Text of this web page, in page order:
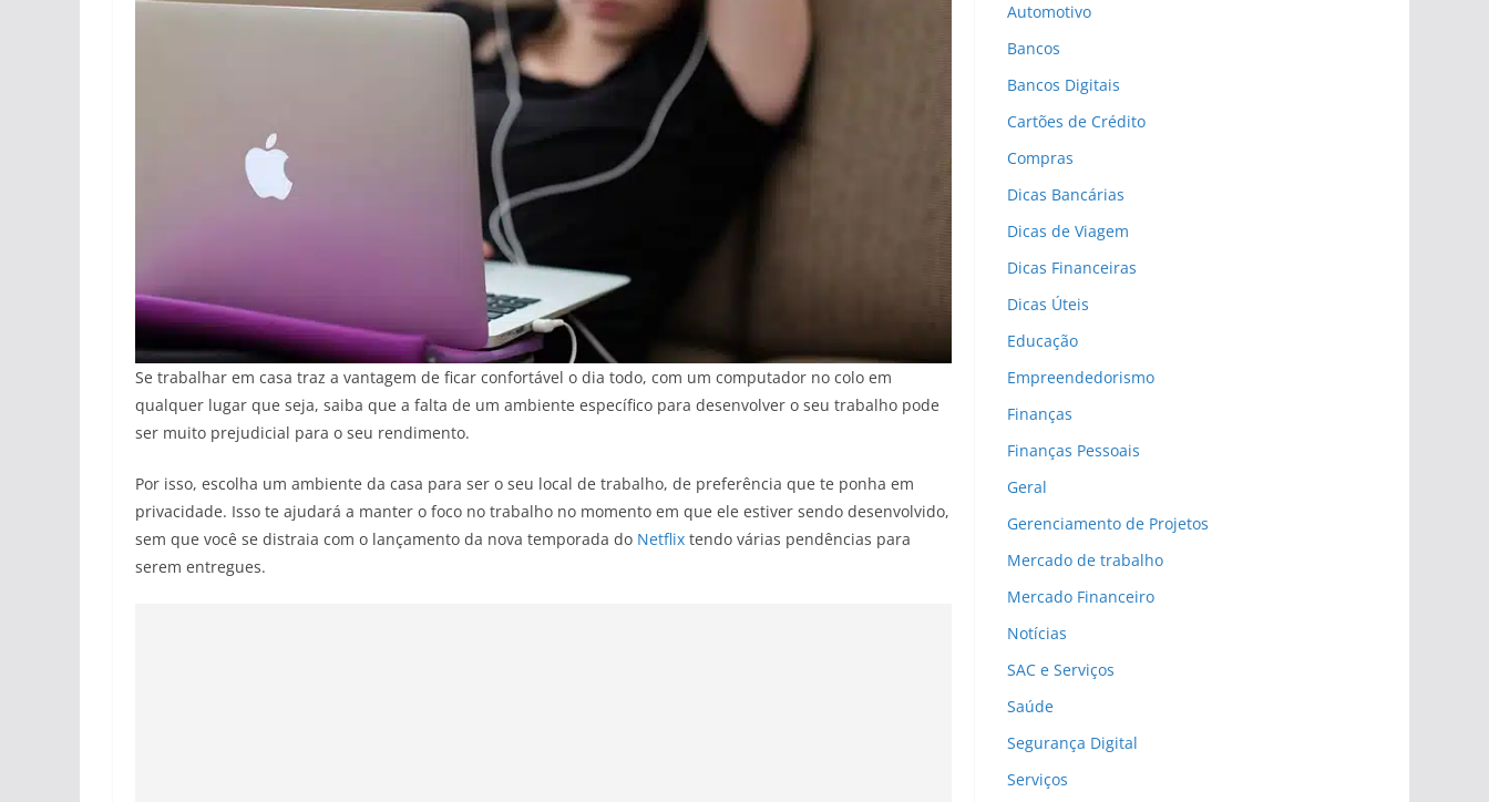
Se trabalhar em casa traz a vantagem de ficar confortável o dia todo, com um computador no colo em
qualquer lugar que seja, saiba que a falta de um ambiente específico para desenvolver o seu trabalho pode
ser muito prejudicial para o seu rendimento.
Por isso, escolha um ambiente da casa para ser o seu local de trabalho, de preferência que te ponha em
privacidade. Isso te ajudará a manter o foco no trabalho no momento em que ele estiver sendo desenvolvido,
sem que você se distraia com o lançamento da nova temporada do Netflix tendo várias pendências para
serem entregues.
Automotivo
Bancos
Bancos Digitais
Cartões de Crédito
Compras
Dicas Bancárias
Dicas de Viagem
Dicas Financeiras
Dicas Úteis
Educação
Empreendedorismo
Finanças
Finanças Pessoais
Geral
Gerenciamento de Projetos
Mercado de trabalho
Mercado Financeiro
Notícias
SAC e Serviços
Saúde
Segurança Digital
Serviços